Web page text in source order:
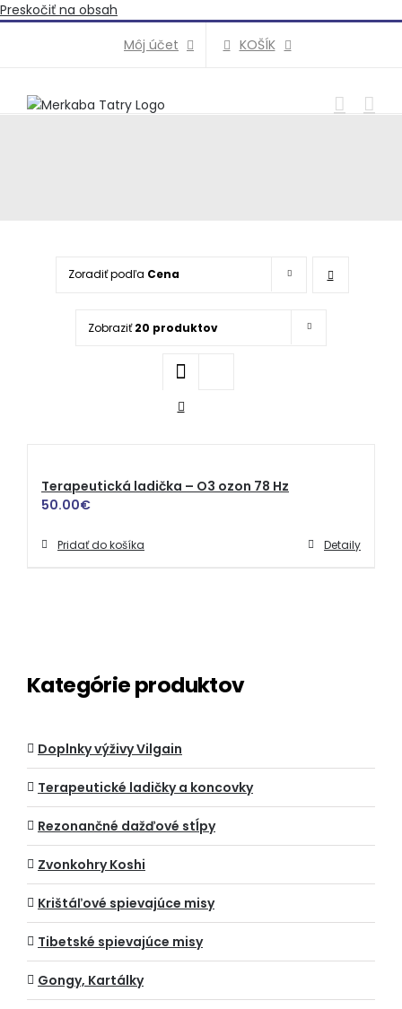
Preskočiť na obsah
Môj účet
KOŠÍK
Zoradiť podľa Cena
Zobraziť20 produktov
Terapeutická ladička – O3 ozon 78 Hz
50.00€
Pridať do košíka Detaily
Kategórie produktov
Doplnky výživy Vilgain
Terapeutické ladičky a koncovky
Rezonančné dažďové stĺpy
Zvonkohry Koshi
Krištáľové spievajúce misy
Tibetské spievajúce misy
Gongy, Kartálky